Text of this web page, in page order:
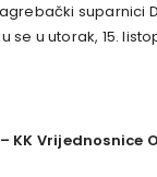
suparnici
se u utorak, 15.
– KK Vrijednosnice